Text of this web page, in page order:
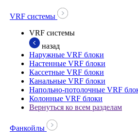
VRF системы
VRF системы
назад
Наружные VRF блоки
Настенные VRF блоки
Кассетные VRF блоки
Канальные VRF блоки
Напольно-потолочные VRF
Колонные VRF блоки
Вернуться ко всем разделам
Фанкойлы